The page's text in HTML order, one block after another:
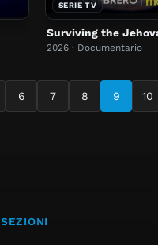
SERIE TV
2026 · Documentario
6 7 8 9 10
SEZIONI